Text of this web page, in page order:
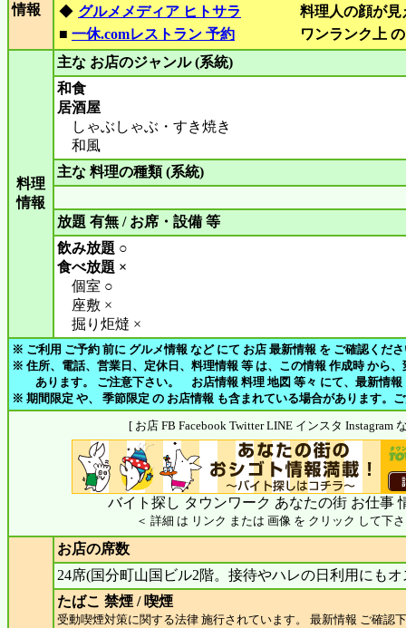
情報
◆ グルメメディア ヒトサラ
料理人の顔が
■ 一休.comレストラン 予約 ワンランク上
料理
情報
主な お店のジャンル (系統)
和食
居酒屋
しゃぶしゃぶ・すき焼き
和風
主な 料理の種類 (系統)
放題 有無 / お席・設備 等
飲み放題 ○
食べ放題 ×
個室 ○
座敷 ×
掘り炬燵 ×
※ ご利用 ご予約 前に グルメ情報 など にて お店 最新情報 を ご確認くだ
※ 住所、電話、営業日、定休日、料理情報 等 は、この情報 作成時 から
あります。 ご注意下さい。 お店情報 料理 地図 等々 にて、最新情報
※ 期間限定 や、 季節限定 の お店情報 も含まれている場合があります。
[ お店 FB Facebook Twitter LINE インスタ Instagram
バイト探し タウンワーク あなたの街 お仕事
＜ 詳細 は リンク または 画像 を クリック して下
お店の席数
24席(国分町山国ビル2階。接待やハレの日利用にも
たばこ 禁煙 / 喫煙
受動喫煙対策に関する法律 施行されています。 最新情報 ご確認